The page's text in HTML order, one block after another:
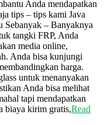
Anda mendapatkan
tips – tips kami Java
– Banyaknya
tangki FRP, Anda
media online,
Anda bisa kunjungi
harga.
untuk menanyakan
Anda bisa melihat
tapi mendapatkan
biaya kirim gratis,Read